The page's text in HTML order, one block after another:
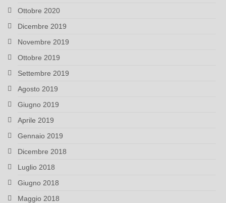
Ottobre 2020
Dicembre 2019
Novembre 2019
Ottobre 2019
Settembre 2019
Agosto 2019
Giugno 2019
Aprile 2019
Gennaio 2019
Dicembre 2018
Luglio 2018
Giugno 2018
Maggio 2018